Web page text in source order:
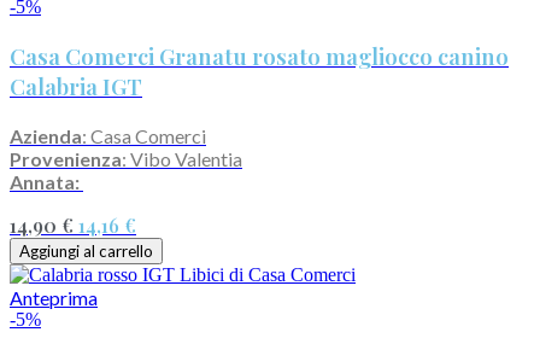
-5%
Casa Comerci Granatu rosato magliocco canino
Calabria IGT
Azienda: Casa Comerci
Provenienza: Vibo Valentia
Annata:
14,90 € 14,16 €
Aggiungi al carrello
Anteprima
-5%